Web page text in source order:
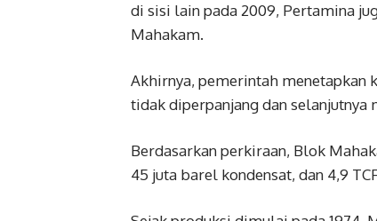
di sisi lain pada 2009, Pertamina
Mahakam.
Akhirnya, pemerintah menetapkan
tidak diperpanjang dan selanjutnya
Berdasarkan perkiraan, Blok
45 juta barel kondensat, dan 4,9